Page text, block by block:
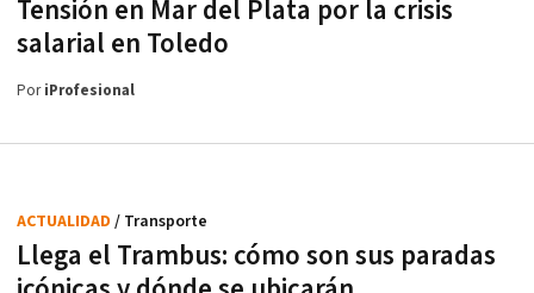
Tensión en Mar del Plata por la crisis
salarial en Toledo
PoriProfesional
Llega el Trambus: cómo son sus paradas
ACTUALIDAD / Transporte